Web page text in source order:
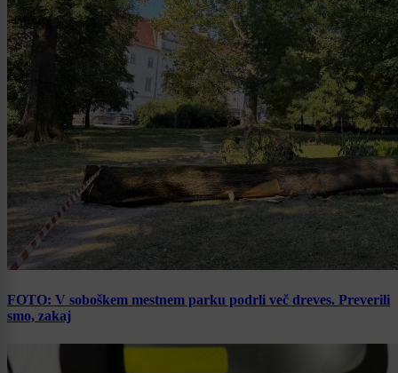
FOTO: V soboškem mestnem parku podrli več dreves. Preverili
smo, zakaj